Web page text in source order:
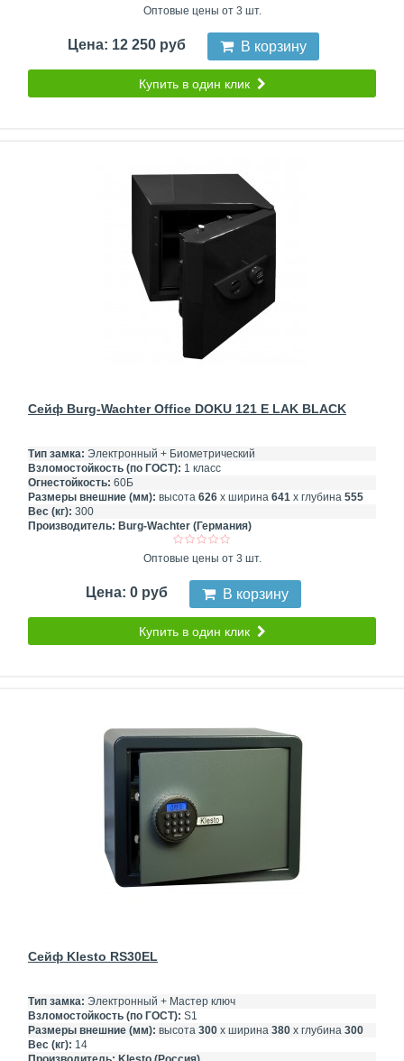
Оптовые цены от 3 шт.
Цена: 12 250 руб В корзину
Купить в один клик
Сейф Burg-Wachter Office DOKU 121 E LAK BLACK
Тип замка: Электронный + Биометрический
Взломостойкость (по ГОСТ): 1 класс
Огнестойкость: 60Б
Размеры внешние (мм): высота 626 х ширина 641 х глубина 555
Вес (кг): 300
Производитель: Burg-Wachter (Германия)
Оптовые цены от 3 шт.
Цена: 0 руб В корзину
Купить в один клик
Сейф Klesto RS30EL
Тип замка: Электронный + Мастер ключ
Взломостойкость (по ГОСТ): S1
Размеры внешние (мм): высота 300 х ширина 380 х глубина 300
Вес (кг): 14